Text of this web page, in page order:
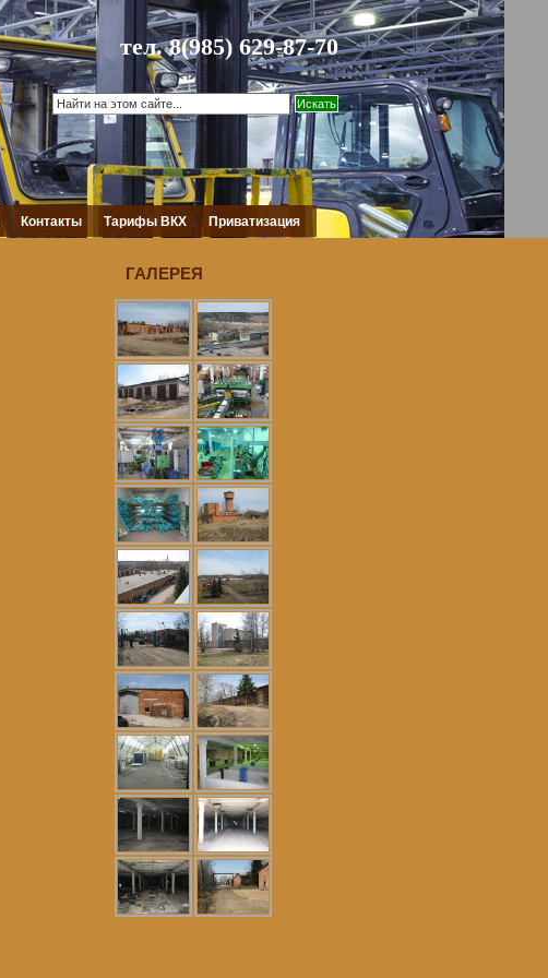
тел. 8(985) 629-87-70
Контакты Тарифы ВКХ Приватизация
ГАЛЕРЕЯ